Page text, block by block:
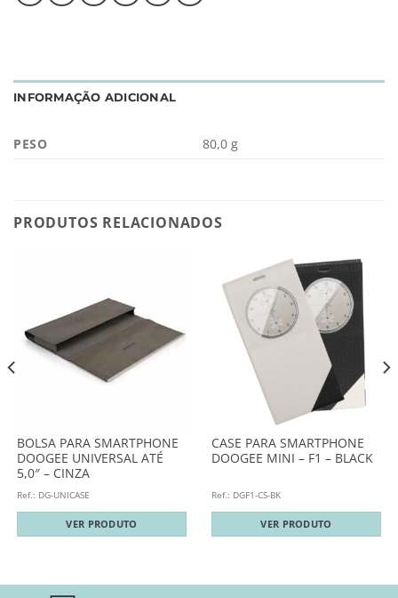
INFORMAÇÃO ADICIONAL
PESO 80,0 g
PRODUTOS RELACIONADOS
BOLSA PARA SMARTPHONE
DOOGEE UNIVERSAL ATÉ
5,0″ – CINZA
Ref.: DG-UNICASE
VER PRODUTO
CASE PARA SMARTPHONE
DOOGEE MINI – F1 – BLACK
Ref.: DGF1-CS-BK
VER PRODUTO